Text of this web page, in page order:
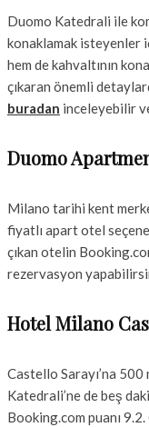
Duomo Katedrali ile
konaklamak isteyenler
hem de kahvaltının
çıkaran önemli
buradan inceleyebilir
Duomo
Milano tarihi kent
fiyatlı apart otel
çıkan otelin
rezervasyon
Hotel Milano
Castello Sarayı’na
Katedrali’ne de beş
Booking.com puanı